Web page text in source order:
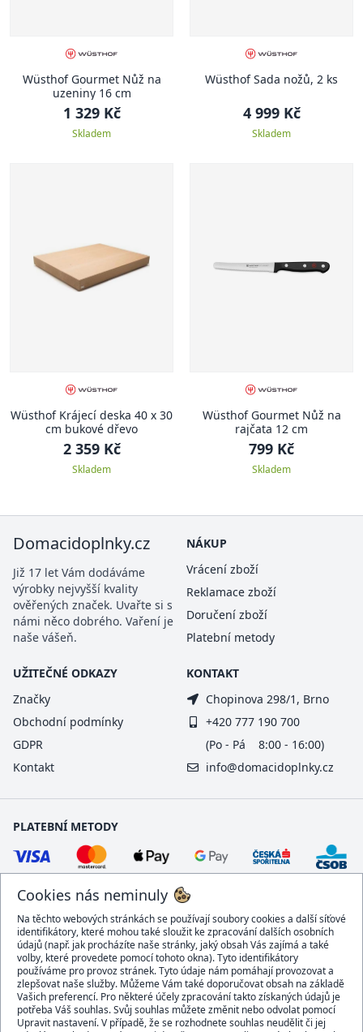
Wüsthof Gourmet Nůž na
uzeniny 16 cm
1 329 Kč
Skladem
Wüsthof Sada nožů, 2 ks
4 999 Kč
Skladem
Wüsthof Krájecí deska 40 x 30
cm bukové dřevo
2 359 Kč
Skladem
Wüsthof Gourmet Nůž na
rajčata 12 cm
799 Kč
Skladem
Cookies nás neminuly
Na těchto webových stránkách se používají soubory cookies a další síťové
identifikátory, které mohou také sloužit ke zpracování dalších osobních
údajů (např. jak procházíte naše stránky, jaký obsah Vás zajímá a také
volby, které provedete pomocí tohoto okna). Tyto identifikátory
používáme pro provoz stránek. Tyto údaje nám pomáhají provozovat a
zlepšovat naše služby. Můžeme Vám také doporučovat obsah na základě
Vašich preferencí. Pro některé účely zpracování takto získaných údajů je
potřeba Váš souhlas. Svůj souhlas můžete změnit nebo odvolat pomocí
Upravit nastavení. V případě, že se rozhodnete souhlas neudělit či jej
Domacidoplnky.cz
Již 17 let Vám dodáváme
výrobky nejvyšší kvality
ověřených značek. Uvařte si s
námi něco dobrého. Vaření je
naše vášeň.
NÁKUP
Vrácení zboží
Reklamace zboží
Doručení zboží
Platební metody
UŽITEČNÉ ODKAZY
Značky
Obchodní podmínky
GDPR
Kontakt
KONTAKT
Chopinova 298/1, Brno
+420 777 190 700
(Po - Pá 8:00 - 16:00)
info@domacidoplnky.cz
PLATEBNÍ METODY
DOPRAVCI